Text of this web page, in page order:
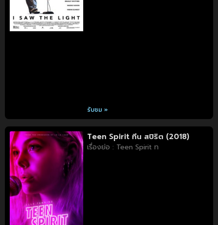
รับชม »
Teen Spirit ทีน สปิริต (2018)
เรื่องย่อ : Teen Spirit ท